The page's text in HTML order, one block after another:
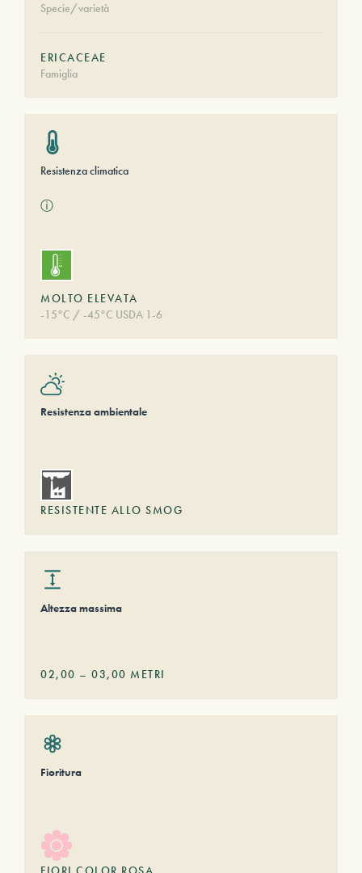
Specie/varietà
ERICACEAE
Famiglia
Resistenza climatica
ⓘ
MOLTO ELEVATA
-15°C / -45°C USDA 1-6
Resistenza ambientale
RESISTENTE ALLO SMOG
Altezza massima
02,00 – 03,00 METRI
Fioritura